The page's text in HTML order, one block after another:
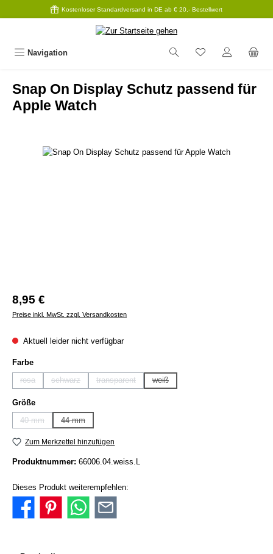
Zum Hauptinhalt springenKostenloser Standardversand in DE ab € 20,- Bestellwert
Navigation
Snap On Display Schutz passend für
Apple Watch
Bildergalerie überspringen
Regulärer Preis:
8,95 €
Preise inkl. MwSt. zzgl. Versandkosten
Aktuell leider nicht verfügbar
Farbeauswählen
rosa
(Diese Option ist zurzeit nicht verfügbar.)
schwarz
(Diese Option ist zurzeit nicht verfügbar.)
transparent weiß
Größeauswählen
40 mm
(Diese Option ist zurzeit nicht verfügbar.)
44 mm
(Diese Option ist zurzeit nicht verfügbar.)
Zum Merkzettel hinzufügen
Produktnummer: 66006.04.weiss.L
Dieses Produkt weiterempfehlen: